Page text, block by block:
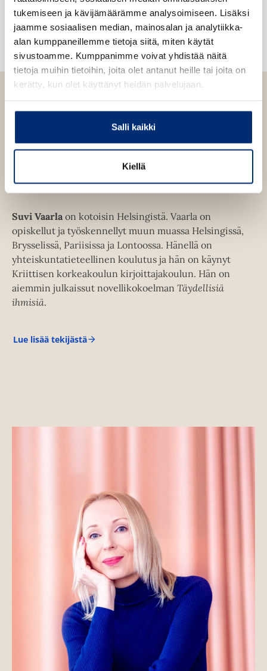
tukemiseen ja kävijämäärämme analysoimiseen. Lisäksi
jaamme sosiaalisen median, mainosalan ja analytiikka-
alan kumppaneillemme tietoja siitä, miten käytät
sivustoamme. Kumppanimme voivat yhdistää näitä
tietoja muihin tietoihin, joita olet antanut heille tai joita on
kerätty, kun olet käyttänyt heidän palvelujaan.
Salli kaikki
Kiellä
l
e
h
t
e
e
l
i
l
e
h
t
e
Suvi Vaarla
Suvi Vaarla on kotoisin Helsingistä. Vaarla on
opiskellut ja työskennellyt muun muassa Helsingissä,
Brysselissä, Pariisissa ja Lontoossa. Hänellä on
yhteiskuntatieteellinen koulutus ja hän on käynyt
Kriittisen korkeakoulun kirjoittajakoulun. Hän on
aiemmin julkaissut novellikokoelman Täydellisiä
ihmisiä.
Lue lisää tekijästä
S
l